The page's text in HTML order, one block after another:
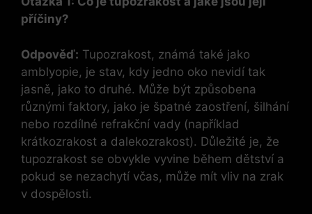
příčiny?
Odpověď: Tupozrakost, známá také jako
amblyopie, je stav, kdy jedno oko nevidí tak
jasně, jako to druhé. Může být způsobena
různými faktory, jako je špatné zaostření, šilhání
nebo rozdílné refrakční vady (například
krátkozrakost a dalekozrakost). Důležité je, že
tupozrakost se obvykle vyvine během dětství a
pokud se nezachytí včas, může mít vliv na zrak
v dospělosti.